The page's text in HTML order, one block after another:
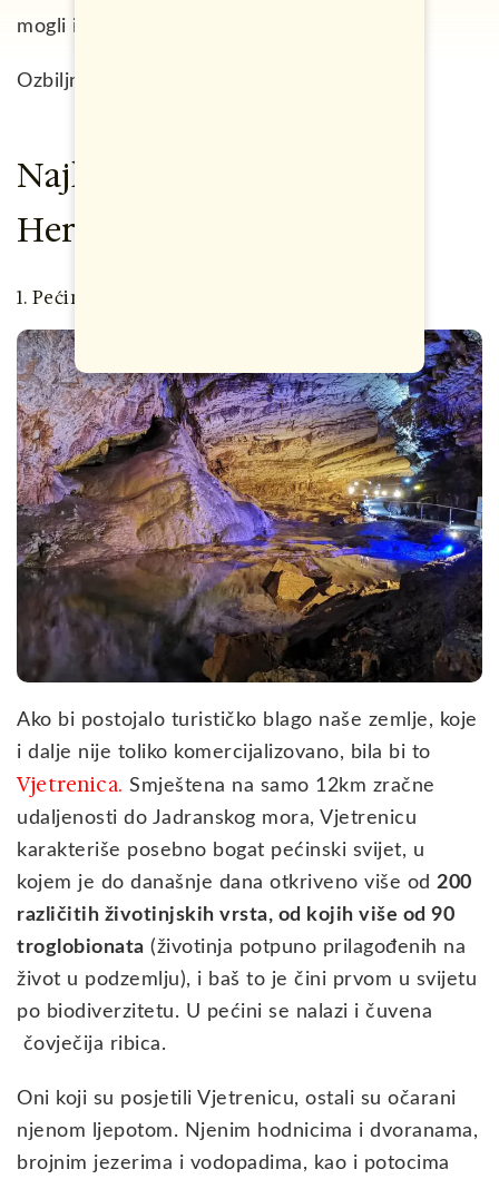
mogli i pojedini holivudski filmovi snimati.
Ozbiljno to kažem.
Najljepše pećine Bosne i
Hercegovine – TOP 5 lista
1. Pećina Vjetrenica
Ako bi postojalo turističko blago naše zemlje, koje
i dalje nije toliko komercijalizovano, bila bi to
Vjetrenica. Smještena na samo 12km zračne
udaljenosti do Jadranskog mora, Vjetrenicu
karakteriše posebno bogat pećinski svijet, u
kojem je do današnje dana otkriveno više od 200
različitih životinjskih vrsta, od kojih više od 90
troglobionata (životinja potpuno prilagođenih na
život u podzemlju), i baš to je čini prvom u svijetu
po biodiverzitetu. U pećini se nalazi i čuvena
čovječija ribica.
Oni koji su posjetili Vjetrenicu, ostali su očarani
njenom ljepotom. Njenim hodnicima i dvoranama,
brojnim jezerima i vodopadima, kao i potocima